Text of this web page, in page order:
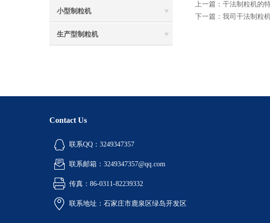
小型制粒机
生产型制粒机
上一篇： 干法制粒机的
下一篇： 我司干法制粒
Contact Us
联系QQ：3249347357
联系邮箱：3249347357@qq.com
传真：86-0311-82239332
联系地址：石家庄市鹿泉区绿岛开发区